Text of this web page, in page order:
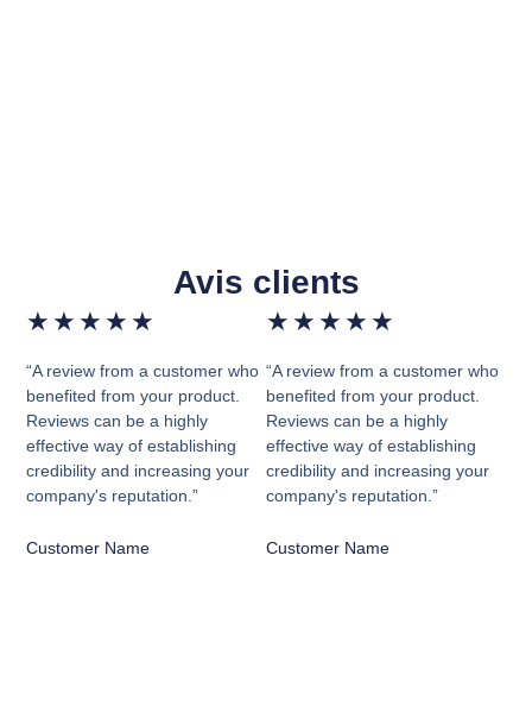
Avis clients
★ ★ ★ ★ ★
“A review from a customer who
benefited from your product.
Reviews can be a highly
effective way of establishing
credibility and increasing your
company's reputation.”
Customer Name
★ ★ ★ ★ ★
“A review from a customer who
benefited from your product.
Reviews can be a highly
effective way of establishing
credibility and increasing your
company's reputation.”
Customer Name